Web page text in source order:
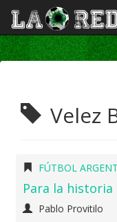
Velez
FÚTBOL
Para la historia
Pablo Provitilo